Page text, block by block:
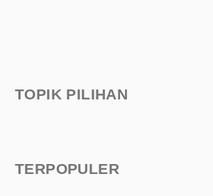
TOPIK PILIHAN
TERPOPULER